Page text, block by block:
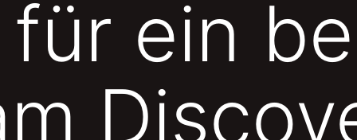
ein